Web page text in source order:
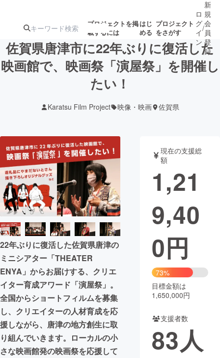
プロジェクトを掲
載するには
はじ
める
プロジェクト
をさがす
注目の新着プロ 募集終了が近いプ
テクノロジー・ガジェット
映像・映画 書籍・雑誌
ビジネス・起業 チャレンジ
まちづくり・地域活性化
CAMPFIRE for Social Good
CAMPFIRE Creation
CAMPFIREふるさと納税
コミュニティ
ロ
グ
イ
ン
/
新
規
会
員
登
録
佐賀県唐津市に22年ぶりに復活した
映画館で、映画祭「演屋祭」を開催し
たい！
Karatsu Film Project 映像・映画 佐賀県
22年ぶりに復活した佐賀県唐津の
ミニシアター「THEATER
ENYA」からお届けする、クリエ
イター育成アワード「演屋祭」。
全国からショートフィルムを募集
し、クリエイターの人材育成を応
援しながら、唐津の地方創生に取
り組んでいきます。ローカルの小
さな映画館発の映画祭を応援して
現在の支援総
額
1,21
9,40
0円
73%
目標金額は
1,650,000円
支援者数
83人